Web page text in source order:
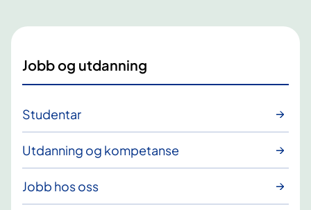
Jobb og utdanning
Studentar
Utdanning og kompetanse
Jobb hos oss